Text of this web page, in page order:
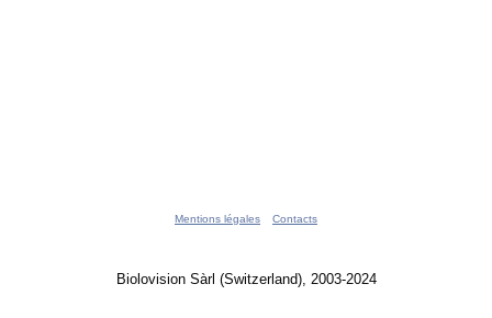
Mentions légales Contacts
Biolovision Sàrl (Switzerland), 2003-2024